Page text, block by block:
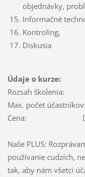
objednávky,
Informačné
Kontroling,
Diskusia
Údaje o kurze:
Rozsah školenia:
Max. počet
Cena:
Naše PLUS:
používanie cudzích,
tak, aby nám všetci